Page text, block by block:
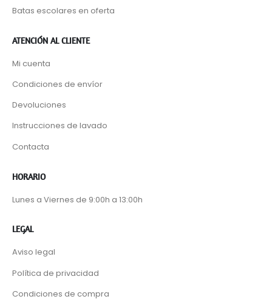
Batas escolares en oferta
ATENCIÓN AL CLIENTE
Mi cuenta
Condiciones de envíor
Devoluciones
Instrucciones de lavado
Contacta
HORARIO
Lunes a Viernes de 9:00h a 13:00h
LEGAL
Aviso legal
Política de privacidad
Condiciones de compra